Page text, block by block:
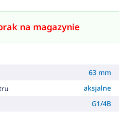
na magazynie
63 mm
aksjalne
G1/4B